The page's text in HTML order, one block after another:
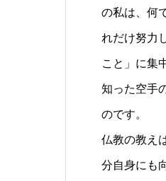
の私は、何
れだけ努力
こと」に集
知った空手
のです。
仏教の教え
分自身にも